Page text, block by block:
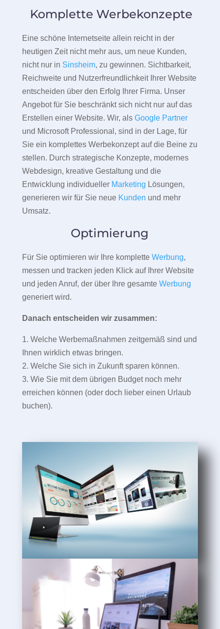
Komplette Werbekonzepte
Eine schöne Internetseite allein reicht in der
heutigen Zeit nicht mehr aus, um neue Kunden,
nicht nur in Sinsheim, zu gewinnen. Sichtbarkeit,
Reichweite und Nutzerfreundlichkeit Ihrer Website
entscheiden über den Erfolg Ihrer Firma. Unser
Angebot für Sie beschränkt sich nicht nur auf das
Erstellen einer Website. Wir, als Google Partner
und Microsoft Professional, sind in der Lage, für
Sie ein komplettes Werbekonzept auf die Beine zu
stellen. Durch strategische Konzepte, modernes
Webdesign, kreative Gestaltung und die
Entwicklung individueller Marketing Lösungen,
generieren wir für Sie neue Kunden und mehr
Umsatz.
Optimierung
Für Sie optimieren wir Ihre komplette Werbung,
messen und tracken jeden Klick auf Ihrer Website
und jeden Anruf, der über Ihre gesamte Werbung
generiert wird.
Danach entscheiden wir zusammen:
1. Welche Werbemaßnahmen zeitgemäß sind und
Ihnen wirklich etwas bringen.
2. Welche Sie sich in Zukunft sparen können.
3. Wie Sie mit dem übrigen Budget noch mehr
erreichen können (oder doch lieber einen Urlaub
buchen).